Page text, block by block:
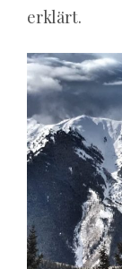
echten
Dealern
online
spielen.
Wasino
Casino
Free
Spins
erklärt.